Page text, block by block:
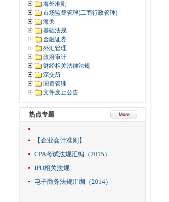
海外准则
市场监督管理(工商行政管理)
海关
基础法规
金融证券
外汇管理
政府审计
财经相关法律法规
深交所
国资管理
文件废止公告
热点专题
【企业会计准则】
CPA考试法规汇编（2015）
IPO相关法规
电子商务法规汇编（2014）